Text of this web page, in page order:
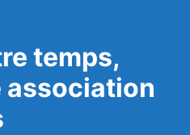
temps,
association